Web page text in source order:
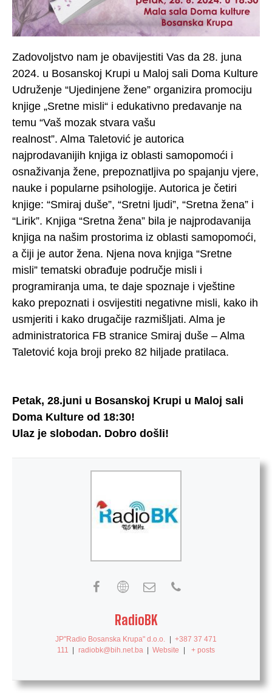
Zadovoljstvo nam je obavijestiti Vas da 28. juna
2024. u Bosanskoj Krupi u Maloj sali Doma Kulture
Udruženje “Ujedinjene žene” organizira promociju
knjige „Sretne misli“ i edukativno predavanje na
temu “Vaš mozak stvara vašu
realnost”. Alma Taletović je autorica
najprodavanijih knjiga iz oblasti samopomoći i
osnaživanja žene, prepoznatljiva po spajanju vjere,
nauke i popularne psihologije. Autorica je četiri
knjige: “Smiraj duše”, “Sretni ljudi”, “Sretna žena” i
“Lirik”. Knjiga “Sretna žena” bila je najprodavanija
knjiga na našim prostorima iz oblasti samopomoći,
a čiji je autor žena. Njena nova knjiga “Sretne
misli” tematski obrađuje područje misli i
programiranja uma, te daje spoznaje i vještine
kako prepoznati i osvijestiti negativne misli, kako ih
usmjeriti i kako drugačije razmišljati. Alma je
administratorica FB stranice Smiraj duše – Alma
Taletović koja broji preko 82 hiljade pratilaca.
Petak, 28.juni u Bosanskoj Krupi u Maloj sali
Doma Kulture od 18:30!
Ulaz je slobodan. Dobro došli!
RadioBK
JP"Radio Bosanska Krupa" d.o.o. | +387 37 471
111
| radiobk@bih.net.ba | Website | + posts